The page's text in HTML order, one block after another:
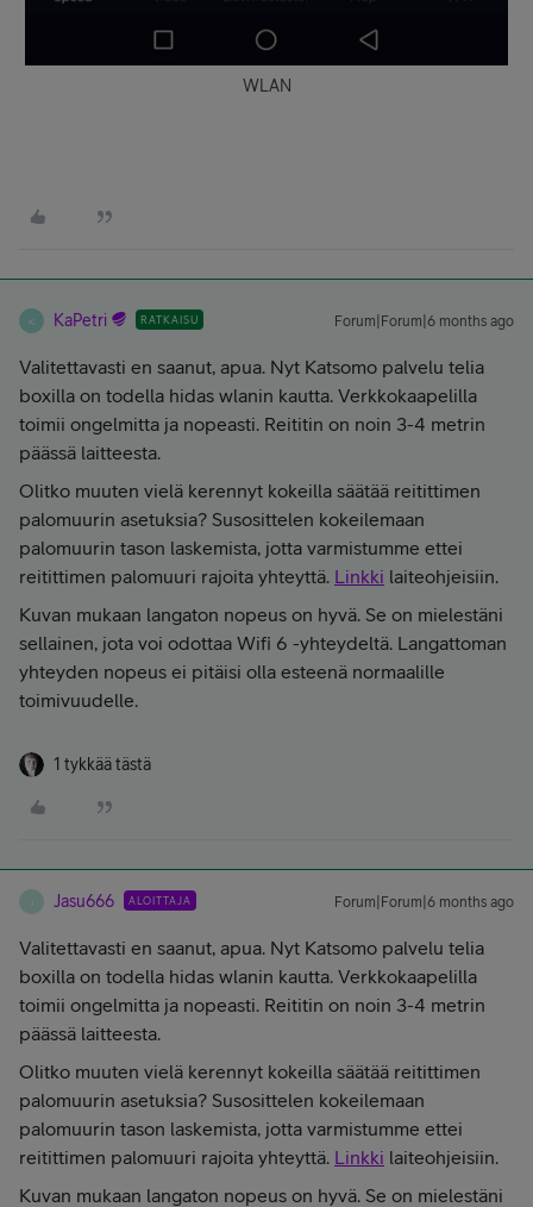
WLAN
K KaPetri RATKAISU Forum|Forum|6 months ago
Valitettavasti en saanut, apua. Nyt Katsomo palvelu telia
boxilla on todella hidas wlanin kautta. Verkkokaapelilla
toimii ongelmitta ja nopeasti. Reititin on noin 3-4 metrin
päässä laitteesta.
Olitko muuten vielä kerennyt kokeilla säätää reitittimen
palomuurin asetuksia? Susosittelen kokeilemaan
palomuurin tason laskemista, jotta varmistumme ettei
reitittimen palomuuri rajoita yhteyttä. Linkki laiteohjeisiin.
Kuvan mukaan langaton nopeus on hyvä. Se on mielestäni
sellainen, jota voi odottaa Wifi 6 -yhteydeltä. Langattoman
yhteyden nopeus ei pitäisi olla esteenä normaalille
toimivuudelle.
1 tykkää tästä
Jasu666 ALOITTAJA Forum|Forum|6 months ago
Valitettavasti en saanut, apua. Nyt Katsomo palvelu telia
boxilla on todella hidas wlanin kautta. Verkkokaapelilla
toimii ongelmitta ja nopeasti. Reititin on noin 3-4 metrin
päässä laitteesta.
Olitko muuten vielä kerennyt kokeilla säätää reitittimen
palomuurin asetuksia? Susosittelen kokeilemaan
palomuurin tason laskemista, jotta varmistumme ettei
reitittimen palomuuri rajoita yhteyttä. Linkki laiteohjeisiin.
Kuvan mukaan langaton nopeus on hyvä. Se on mielestäni